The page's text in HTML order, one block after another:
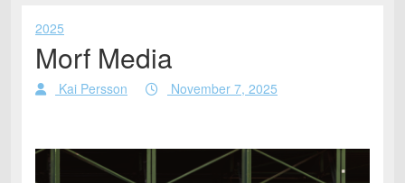
2025
Morf Media
Kai Persson November 7, 2025